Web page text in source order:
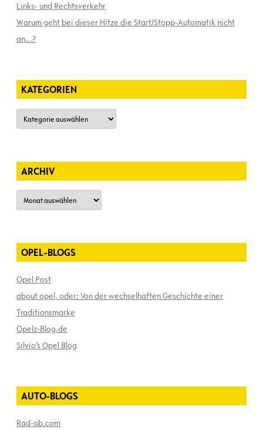
Links- und Rechtsverkehr
Warum geht bei dieser Hitze die Start/Stopp-Automatik nicht
an…?
KATEGORIEN
Kategorien
ARCHIV
Archiv
OPEL-BLOGS
Opel Post
about opel, oder: Von der wechselhaften Geschichte einer
Traditionsmarke
Opelz-Blog.de
Silvio’s Opel Blog
AUTO-BLOGS
Rad-ab.com